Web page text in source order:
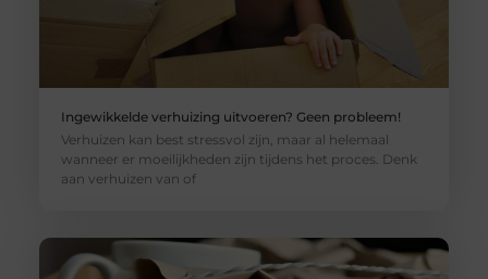
Ingewikkelde verhuizing uitvoeren? Geen probleem!
Verhuizen kan best stressvol zijn, maar al helemaal
wanneer er moeilijkheden zijn tijdens het proces. Denk
aan verhuizen van of